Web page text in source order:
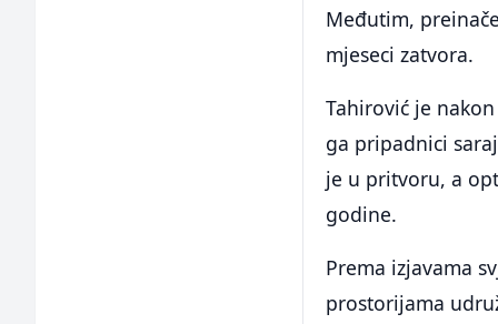
Međutim,
mjeseci zatvora.
Tahirović je
ga pripadnici
je u pritvoru, a
godine.
Prema izjavama
prostorijama